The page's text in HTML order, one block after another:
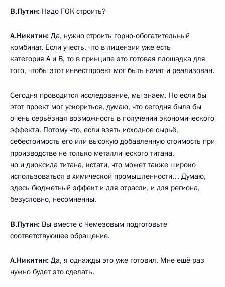
В.Путин: Надо ГОК строить?
А.Никитин: Да, нужно строить горно-обогатительный
комбинат. Если учесть, что в лицензии уже есть
категория А и В, то в принципе это готовая площадка для
того, чтобы этот инвестпроект мог быть начат и реализован.
Сегодня проводится исследование, мы знаем. Но если бы
этот проект мог ускориться, думаю, что сегодня была бы
очень серьёзная возможность в получении экономического
эффекта. Потому что, если взять исходное сырьё,
себестоимость его или высокую добавленную стоимость при
производстве не только металлического титана,
но и диоксида титана, кстати, что может также широко
использоваться в химической промышленности… Думаю,
здесь бюджетный эффект и для отрасли, и для региона,
безусловно, несомненны.
В.Путин: Вы вместе с Чемезовым подготовьте
соответствующее обращение.
А.Никитин: Да, я однажды это уже готовил. Мне ещё раз
нужно будет это сделать.